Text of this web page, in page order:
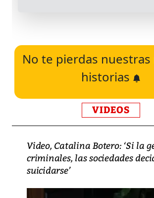
No te pierdas
historias
VIDEOS
Video, Catalina Botero: ‘Si la
criminales, las sociedades
suicidarse’